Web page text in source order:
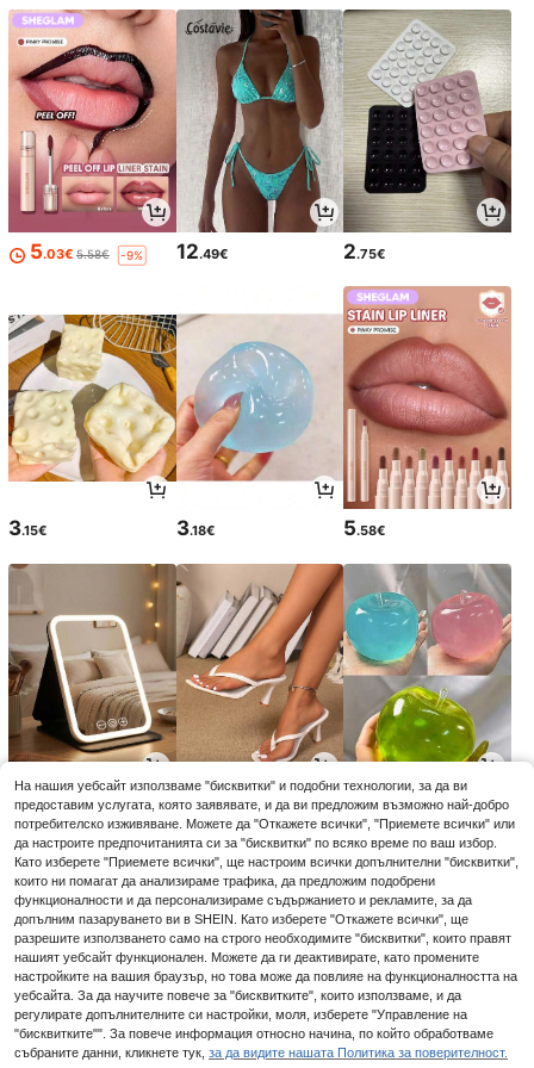
5.03€ 5.58€ -9% 12.49€ 2.75€
3.15€ 3.18€ 5.58€
4.08€ 12.81€ 3.77€3.88€ -2%
На нашия уебсайт използваме "бисквитки" и подобни технологии, за да ви
предоставим услугата, която заявявате, и да ви предложим възможно най-добро
потребителско изживяване. Можете да "Откажете всички", "Приемете всички" или
да настроите предпочитанията си за "бисквитки" по всяко време по ваш избор.
Като изберете "Приемете всички", ще настроим всички допълнителни "бисквитки",
които ни помагат да анализираме трафика, да предложим подобрени
функционалности и да персонализираме съдържанието и рекламите, за да
допълним пазаруването ви в SHEIN. Като изберете "Откажете всички", ще
разрешите използването само на строго необходимите "бисквитки", които правят
нашият уебсайт функционален. Можете да ги деактивирате, като промените
настройките на вашия браузър, но това може да повлияе на функционалността на
уебсайта. За да научите повече за "бисквитките", които използваме, и да
регулирате допълнителните си настройки, моля, изберете "Управление на
"бисквитките"". За повече информация относно начина, по който обработваме
събраните данни, кликнете тук, за да видите нашата Политика за поверителност.